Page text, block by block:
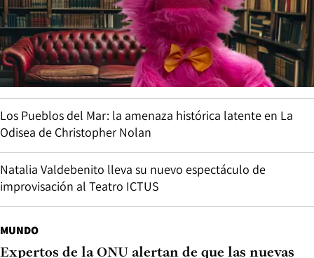
Los Pueblos del Mar: la amenaza histórica latente en La
Odisea de Christopher Nolan
Natalia Valdebenito lleva su nuevo espectáculo de
improvisación al Teatro ICTUS
MUNDO
Expertos de la ONU alertan de que las nuevas